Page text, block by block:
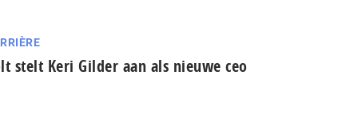
stelt Keri Gilder aan als nieuwe ceo